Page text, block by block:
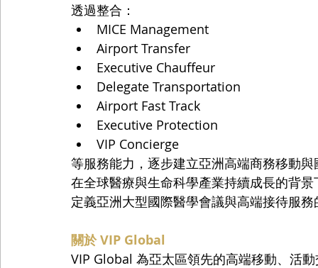
透過整合：
MICE Management
Airport Transfer
Executive Chauffeur
Delegate Transportation
Airport Fast Track
Executive Protection
VIP Concierge
等服務能力，逐步建立亞洲高端商務移動
在全球醫療與生命科學產業持續成長的背
定義亞洲大型國際醫學會議與高端接待服
關於 VIP Global
VIP Global 為亞太區領先的高端移動、活